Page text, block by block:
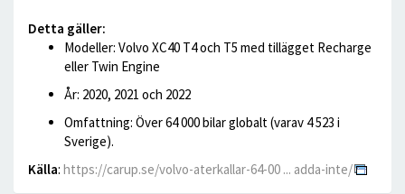
Detta gäller:
Modeller: Volvo XC40 T4 och T5 med tillägget Recharge
eller Twin Engine
År: 2020, 2021 och 2022
Omfattning: Över 64 000 bilar globalt (varav 4 523 i
Sverige).
Källa: https://carup.se/volvo-aterkallar-64-00 ... adda-inte/